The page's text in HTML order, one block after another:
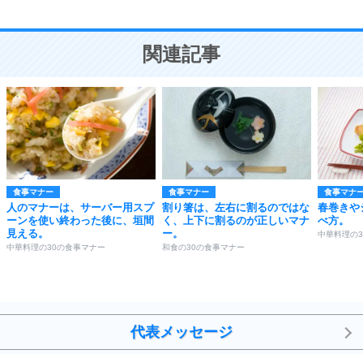
ことが大切。
関連記事
食事マナー
人のマナーは、サーバー用スプ
ーンを使い終わった後に、垣間
見える。
中華料理の30の食事マナー
食事マナー
割り箸は、左右に割るのではな
く、上下に割るのが正しいマナ
ー。
和食の30の食事マナー
食事マナ
春巻きや
べ方。
中華料理の
代表メッセージ